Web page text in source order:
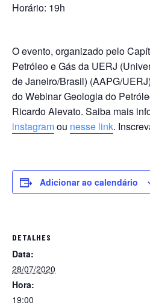
Horário: 19h
O evento, organizado pelo
Petróleo e Gás da UERJ
de Janeiro/Brasil) (AAPG/
do Webinar Geologia do
Ricardo Alevato. Saiba mais
instagramou nesse link.
Adicionar ao calendário
DETALHES
Data:
28/07/2020
Hora:
19:00